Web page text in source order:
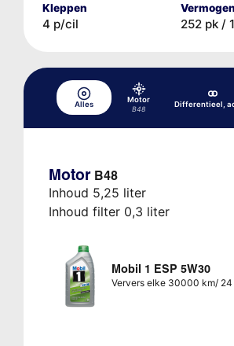
Kleppen
4 p/cil
Vermogen
252 pk /
Alles
Motor
B48
Differentieel,
Motor B48
Inhoud 5,25 liter
Inhoud filter 0,3 liter
Mobil 1 ESP 5W30
Ververs elke 30000 km/ 24